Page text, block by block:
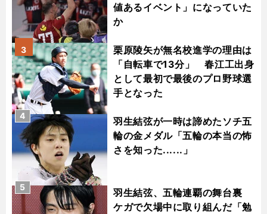
値あるイベント」になっていた
か
栗原陵矢が無名校進学の理由は
「自転車で13分」 春江工出身
として最初で最後のプロ野球選
手となった
3
羽生結弦が一時は諦めたソチ五
輪の金メダル「五輪の本当の怖
さを知った......」
4
羽生結弦、五輪連覇の舞台裏
ケガで欠場中に取り組んだ「勉
5